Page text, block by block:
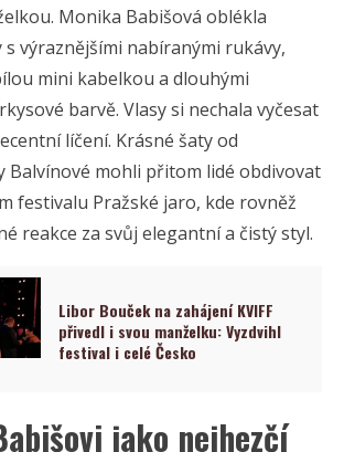
Monika Babišová oblékla
výraznějšími nabíranými rukávy,
mini kabelkou a dlouhými
barvě. Vlasy si nechala vyčesat
líčení. Krásné šaty od
Balvínové mohli přitom lidé obdivovat
festivalu Pražské jaro, kde rovněž
reakce za svůj elegantní a čistý styl.
Libor Bouček na zahájení KVIFF
přivedl i svou manželku: Vyzdvihl
festival i celé Česko
jako nejhezčí